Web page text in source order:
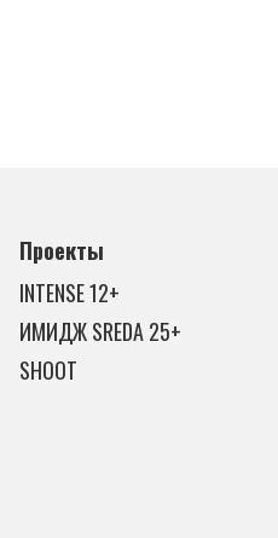
Проекты
INTENSE 12+
ИМИДЖ SREDA 25+
SHOOT